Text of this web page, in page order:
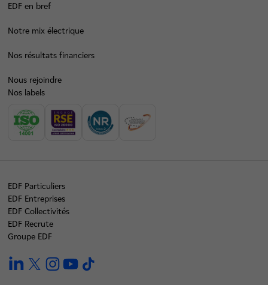
EDF en bref
Notre mix électrique
Nos résultats financiers
Nous rejoindre
Nos labels
EDF Particuliers
EDF Entreprises
EDF Collectivités
EDF Recrute
Groupe EDF
linkedintwitterinstagramyoutube